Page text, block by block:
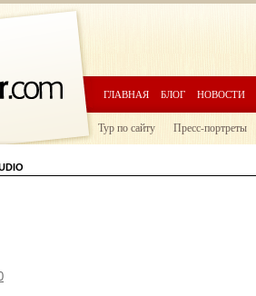
ГЛАВНАЯ БЛОГ НОВОСТИ
Тур по сайту Пресс-портреты